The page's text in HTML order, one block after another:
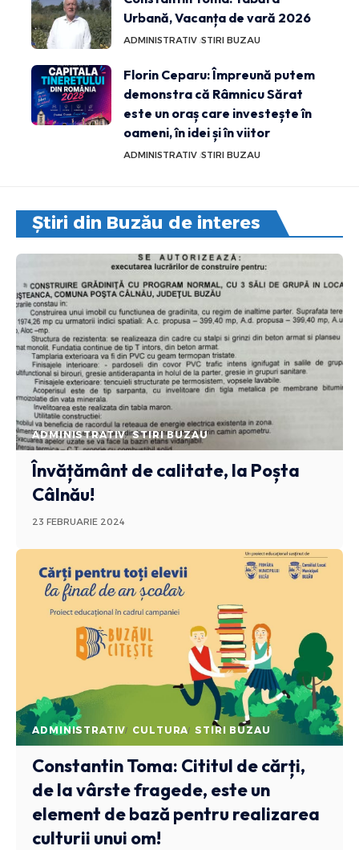
Urbană, Vacanța de vară 2026
ADMINISTRATIV STIRI BUZAU
Florin Ceparu: Împreună putem
demonstra că Râmnicu Sărat
este un oraș care investește în
oameni, în idei și în viitor
ADMINISTRATIV STIRI BUZAU
Știri din Buzău de interes
ADMINISTRATIV STIRI BUZAU
Învățământ de calitate, la Poșta
Câlnău!
23 FEBRUARIE 2024
ADMINISTRATIV CULTURA STIRI BUZAU
Constantin Toma: Cititul de cărți,
de la vârste fragede, este un
element de bază pentru realizarea
culturii unui om!